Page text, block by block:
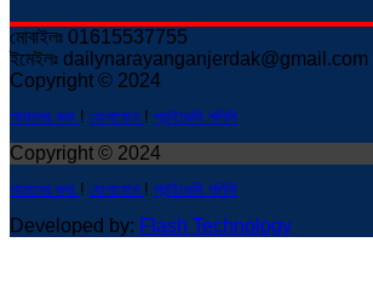
মোবাইলঃ 01615537755
ইমেইলঃ dailynarayanganjerdak@gmail.com
Copyright © 2024
আমাদের কথা ! যোগাযোগ ! প্রাইভেসি পলিসি
Copyright © 2024
আমাদের কথা ! যোগাযোগ ! প্রাইভেসি পলিসি
Developed by: Flash Technology